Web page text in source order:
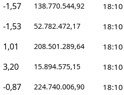
-1,57 138.770.544,92 18:10
-1,53 52.782.472,17 18:10
1,01 208.501.289,64 18:10
3,20 15.894.575,15 18:10
-0,87 224.740.006,90 18:10